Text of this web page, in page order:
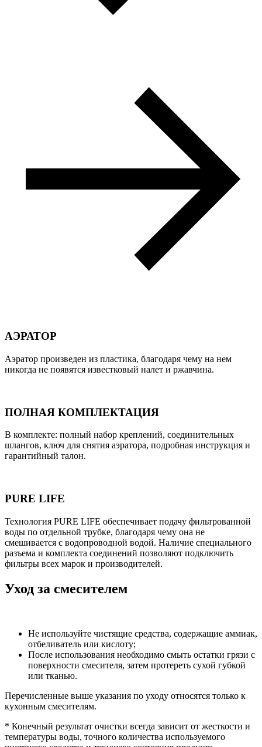
АЭРАТОР
Аэратор произведен из пластика, благодаря чему на нем
никогда не появятся известковый налет и ржавчина.
ПОЛНАЯ КОМПЛЕКТАЦИЯ
В комплекте: полный набор креплений, соединительных
шлангов, ключ для снятия аэратора, подробная инструкция и
гарантийный талон.
PURE LIFE
Технология PURE LIFE обеспечивает подачу фильтрованной
воды по отдельной трубке, благодаря чему она не
смешивается с водопроводной водой. Наличие специального
разъема и комплекта соединений позволяют подключить
фильтры всех марок и производителей.
Уход за смесителем
Не используйте чистящие средства, содержащие аммиак,
отбеливатель или кислоту;
После использования необходимо смыть остатки грязи с
поверхности смесителя, затем протереть сухой губкой
или тканью.
Перечисленные выше указания по уходу относятся только к
кухонным смесителям.
* Конечный результат очистки всегда зависит от жесткости и
температуры воды, точного количества используемого